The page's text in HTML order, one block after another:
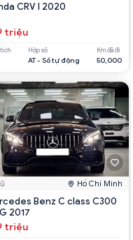
CRV l 2020
triệu
tích Hộp số
AT - Số tự động
Km đã đi
50,000
Hồ Chí Minh
Benz C class C300
2017
triệu